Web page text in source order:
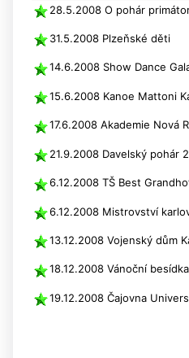
28.5.2008 O pohár
31.5.2008 Plzeňské děti
14.6.2008 Show Dance
15.6.2008 Kanoe Mattoni
17.6.2008 Akademie Nová
21.9.2008 Davelský pohár
6.12.2008 TŠ Best
6.12.2008 Mistrovství
13.12.2008 Vojenský dům
18.12.2008 Vánoční
19.12.2008 Čajovna